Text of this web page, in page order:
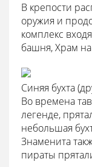
В крепости
оружия и
комплекс
башня, Храм
Синяя бухта
Во времена
легенде,
небольшая
Знаменита
пираты